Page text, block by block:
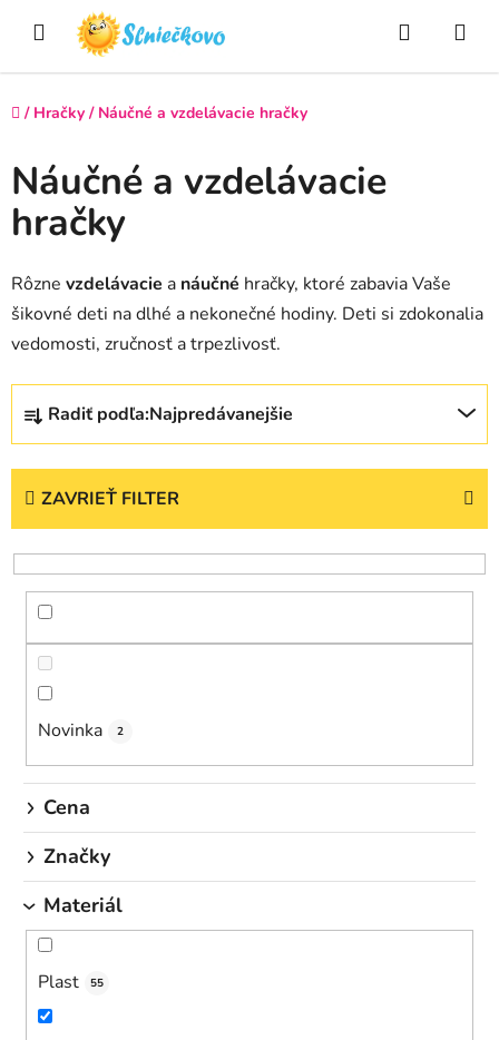
Hľadať
Domov
/ Hračky / Náučné a vzdelávacie hračky
Náučné a vzdelávacie
hračky
Rôzne vzdelávacie a náučné hračky, ktoré zabavia Vaše
šikovné deti na dlhé a nekonečné hodiny. Deti si zdokonalia
vedomosti, zručnosť a trpezlivosť.
R
d
e
v
Radiť podľa:Najpredávanejšie
ZAVRIEŤ FILTER
Novinka 2
Cena
Značky
Materiál
Plast 55